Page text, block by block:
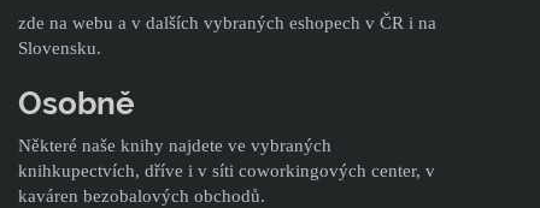
zde na webu a v dalších vybraných eshopech v ČR i na
Slovensku.
Osobně
Některé naše knihy najdete ve vybraných
knihkupectvích, dříve i v síti coworkingových center, v
kaváren bezobalových obchodů.